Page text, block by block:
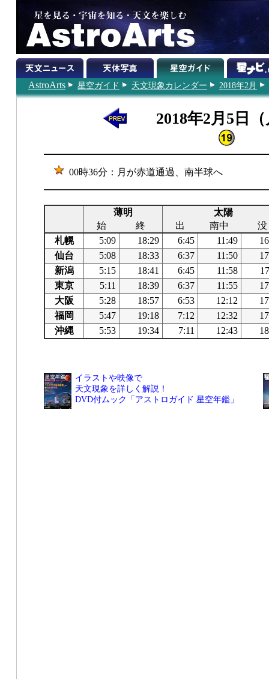
AstroArts 星空ガイド 天文現象カレンダー 2018年2月
2018年2月5日
00時36分：月が赤道通過、南半球へ
薄明
太陽
始
終 出 南中
没
札幌
5:09 18:29 6:45 11:49
仙台
5:08 18:33 6:37 11:50
新潟
5:15 18:41 6:45 11:58
東京
5:11 18:39 6:37 11:55
大阪
5:28 18:57 6:53 12:12
福岡
5:47 19:18 7:12 12:32
沖縄
5:53 19:34 7:11 12:43
イラストや映像で
天文現象を詳しく解説！
DVD付ムック「アストロガイド 星空年鑑」